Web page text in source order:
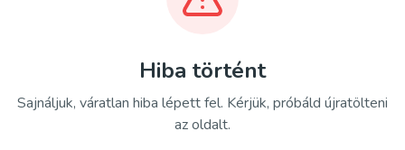
Hiba történt
Sajnáljuk, váratlan hiba lépett fel. Kérjük, próbáld újratölteni
az oldalt.